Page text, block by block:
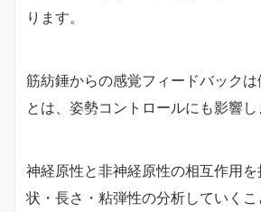
ります。
筋紡錘からの感覚フィードバックは
とは、姿勢コントロールにも影響し
神経原性と非神経原性の相互作用
状・長さ・粘弾性の分析していくこ